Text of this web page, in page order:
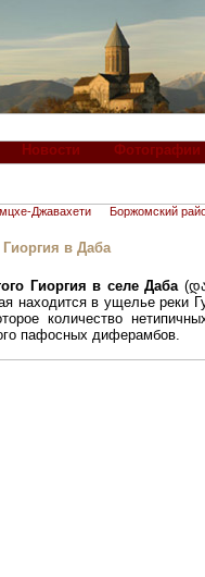
Новости Фотографии
Джавахети Боржомский
в Даба
Гиоргия в селе Даба
находится в ущелье реки
количество
пафосных диферамбов.